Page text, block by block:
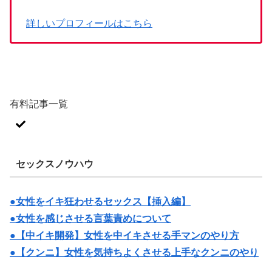
詳しいプロフィールはこちら
有料記事一覧
セックスノウハウ
●女性をイキ狂わせるセックス【挿入編】
●女性を感じさせる言葉責めについて
●【中イキ開発】女性を中イキさせる手マンのやり方
●【クンニ】女性を気持ちよくさせる上手なクンニのやり